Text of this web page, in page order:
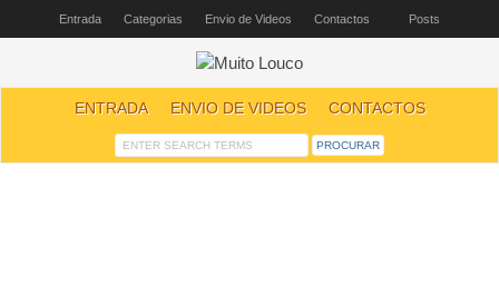
Entrada Categorias Envio de Videos Contactos Posts
ENTRADA ENVIO DE VIDEOS CONTACTOS